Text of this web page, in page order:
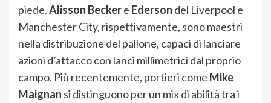
piede.Alisson Beckere Ederson del Liverpool e
Manchester City, rispettivamente, sono maestri
nella distribuzione del pallone, capaci di lanciare
azioni d’attacco con lanci millimetrici dal proprio
campo. Più recentemente, portieri come Mike
Maignan si distinguono per un mix di abilità tra i